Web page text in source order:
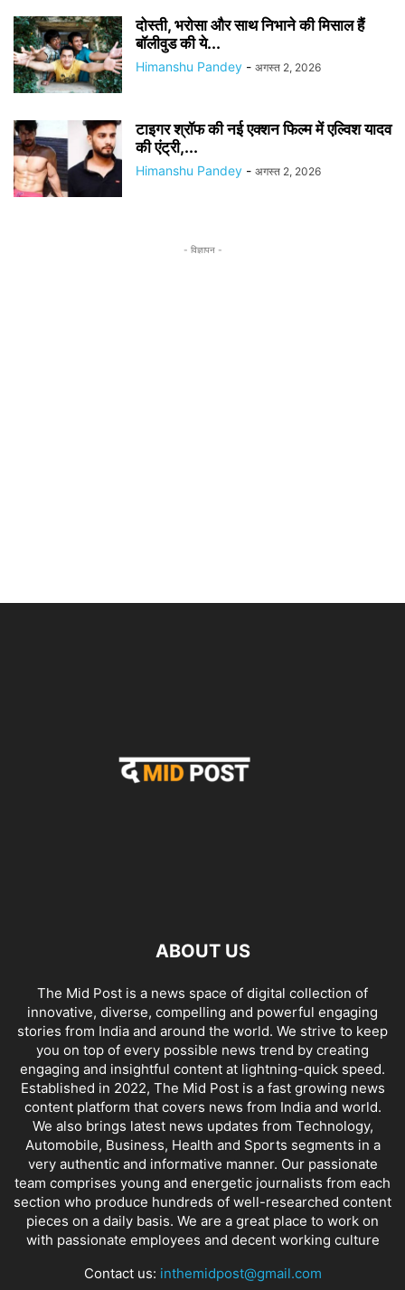
दोस्ती, भरोसा और साथ निभाने की मिसाल हैं
बॉलीवुड की ये...
Himanshu Pandey - अगस्त 2, 2026
टाइगर श्रॉफ की नई एक्शन फिल्म में एल्विश यादव
की एंट्री,...
Himanshu Pandey - अगस्त 2, 2026
- विज्ञापन -
ABOUT US
The Mid Post is a news space of digital collection of
innovative, diverse, compelling and powerful engaging
stories from India and around the world. We strive to keep
you on top of every possible news trend by creating
engaging and insightful content at lightning-quick speed.
Established in 2022, The Mid Post is a fast growing news
content platform that covers news from India and world.
We also brings latest news updates from Technology,
Automobile, Business, Health and Sports segments in a
very authentic and informative manner. Our passionate
team comprises young and energetic journalists from each
section who produce hundreds of well-researched content
pieces on a daily basis. We are a great place to work on
with passionate employees and decent working culture
Contact us: inthemidpost@gmail.com